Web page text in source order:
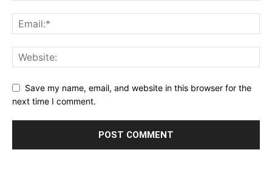
Save my name, email, and website in this browser for the
next time I comment.